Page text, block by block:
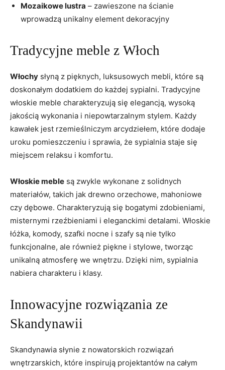
Mozaikowe lustra – zawieszone na‍ ścianie
wprowadzą unikalny element dekoracyjny
Tradycyjne meble⁢ z Włoch
Włochy ⁣słyną ‌z⁤ pięknych,‍ luksusowych⁢ mebli, ​które‌ są
doskonałym dodatkiem do każdej sypialni. Tradycyjne
włoskie meble charakteryzują się elegancją, wysoką
jakością wykonania i ⁣niepowtarzalnym stylem. Każdy
kawałek jest rzemieślniczym arcydziełem, które dodaje
uroku pomieszczeniu i sprawia, że sypialnia staje się
miejscem relaksu ​i ⁤komfortu.
Włoskie meble są ‌zwykle wykonane z solidnych
materiałów, takich jak⁢ drewno orzechowe, mahoniowe
czy dębowe. Charakteryzują ‍się bogatymi zdobieniami,
misternymi​ rzeźbieniami i‍ eleganckimi detalami. Włoskie
łóżka,‌ komody, szafki nocne i ‍szafy‍ są nie tylko
⁤funkcjonalne, ale również piękne i stylowe, ⁣tworząc
unikalną atmosferę we wnętrzu. Dzięki nim, ⁣sypialnia
nabiera charakteru i klasy.
Innowacyjne​ rozwiązania ze‍
Skandynawii
Skandynawia słynie‍ z nowatorskich rozwiązań
wnętrzarskich, ⁢które ⁢inspirują projektantów ‌na całym